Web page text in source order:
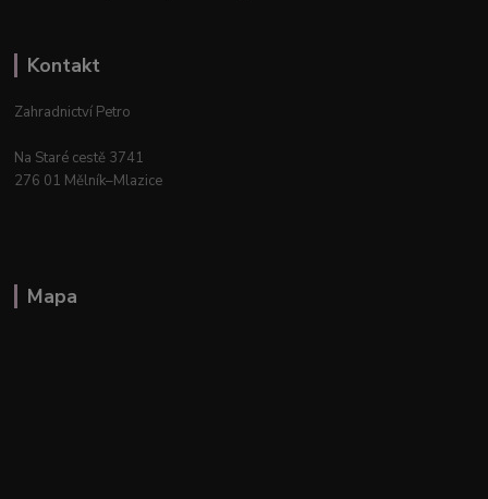
Kontakt
Zahradnictví Petro
Na Staré cestě 3741
276 01 Mělník–Mlazice
Mapa